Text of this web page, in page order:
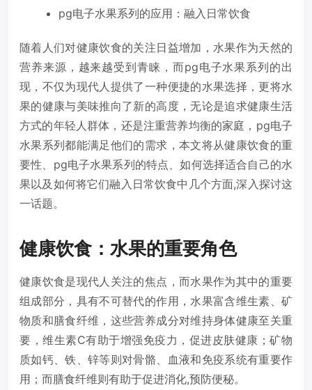
pg电子水果系列的应用：融入日常饮食
随着人们对健康饮食的关注日益增加，水果作为天然的
营养来源，越来越受到青睐，而pg电子水果系列的出
现，不仅为现代人提供了一种便捷的水果选择，更将水
果的健康与美味推向了新的高度，无论是追求健康生活
方式的年轻人群体，还是注重营养均衡的家庭，pg电子
水果系列都能满足他们的需求，本文将从健康饮食的重
要性、pg电子水果系列的特点、如何选择适合自己的水
果以及如何将它们融入日常饮食中几个方面,深入探讨这
一话题。
健康饮食：水果的重要角色
健康饮食是现代人关注的焦点，而水果作为其中的重要
组成部分，具有不可替代的作用，水果富含维生素、矿
物质和膳食纤维，这些营养成分对维持身体健康至关重
要，维生素C有助于增强免疫力，促进皮肤健康；矿物
质如钙、铁、锌等则对骨骼、血液和免疫系统有重要作
用；而膳食纤维则有助于促进消化,预防便秘。